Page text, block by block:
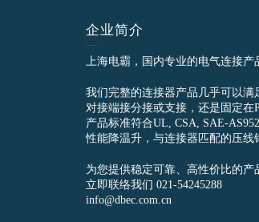
企业简介
上海电霸，国内专业的电气连接产
我们完整的连接器产品几乎可以
对接端接分接或支接，还是固定在
产品标准符合UL, CSA, SAE-
性能降温升，与连接器匹配的压线
为您提供稳定可靠、高性价比的产
立即联络我们 021-54245288
info@dbec.com.cn